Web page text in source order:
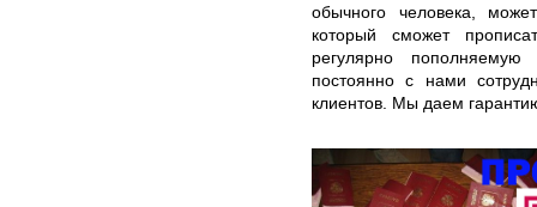
обычного человека,
который сможет
регулярно
постоянно с нами
клиентов. Мы даем